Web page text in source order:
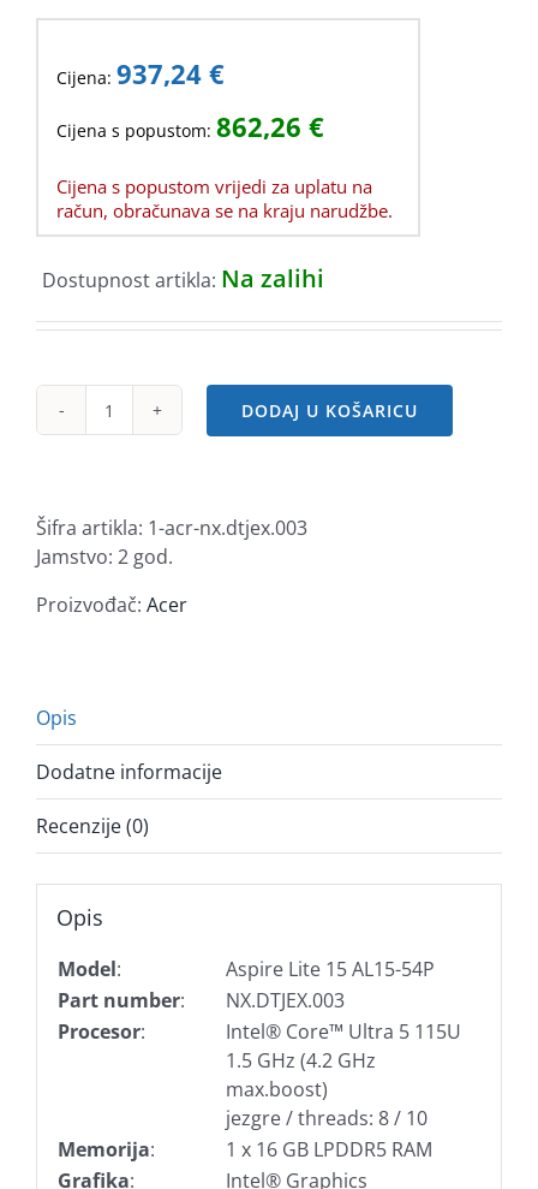
Cijena: 937,24 €
Cijena s popustom: 862,26 €
Cijena s popustom vrijedi za uplatu na
račun, obračunava se na kraju narudžbe.
Dostupnost artikla: Na zalihi
Acer
Ultra5-
115U/16GB/1TB/15,6"/DOS
količina
DODAJ U KOŠARICU
Šifra artikla: 1-acr-nx.dtjex.003
Jamstvo: 2 god.
Proizvođač: Acer
Opis
Dodatne informacije
Recenzije (0)
Opis
Model:
Aspire Lite 15 AL15-54P
Part number:
NX.DTJEX.003
Procesor:
Intel® Core™ Ultra 5 115U
1.5 GHz (4.2 GHz
max.boost)
jezgre / threads: 8 / 10
Memorija:
1 x 16 GB LPDDR5 RAM
Grafika: Intel® Graphics